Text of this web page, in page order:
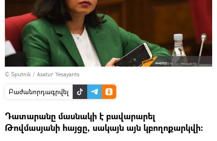
© Sputnik / Asatur Yesayants
Բաժանորդագրվել
Դատարանը մասնակի է բավարարել
Թովմասյանի հայցը, սակայն այն կբողոքարկվի։